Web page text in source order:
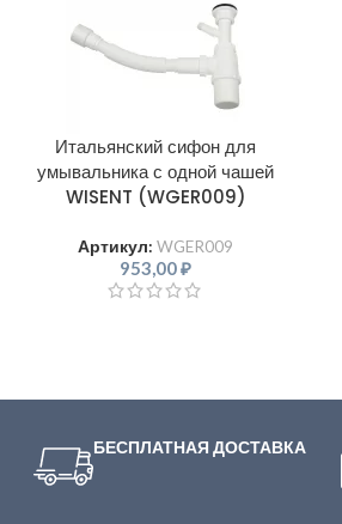
Итальянский сифон для
умывальника с одной чашей
WISENT (WGER009)
Артикул:WGER009
953,00₽
БЕСПЛАТНАЯ ДОСТАВКА